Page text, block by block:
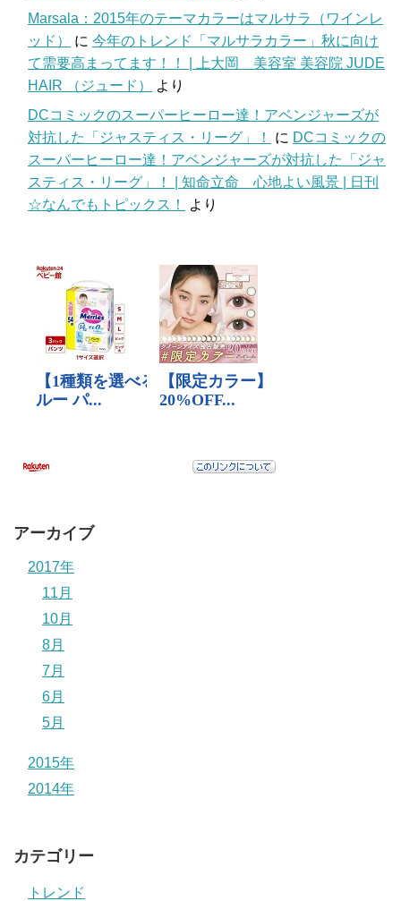
Marsala：2015年のテーマカラーはマルサラ（ワインレ
ッド）
に 今年のトレンド「マルサラカラー」秋に向け
て需要高まってます！！ | 上大岡 美容室 美容院 JUDE
HAIR （ジュード）
より
DCコミックのスーパーヒーロー達！アベンジャーズが
対抗した「ジャスティス・リーグ」！
に DCコミックの
スーパーヒーロー達！アベンジャーズが対抗した「ジャ
スティス・リーグ」！ | 知命立命 心地よい風景 | 日刊
☆なんでもトピックス！
より
アーカイブ
2017年
11月
10月
8月
7月
6月
5月
2015年
2014年
カテゴリー
トレンド